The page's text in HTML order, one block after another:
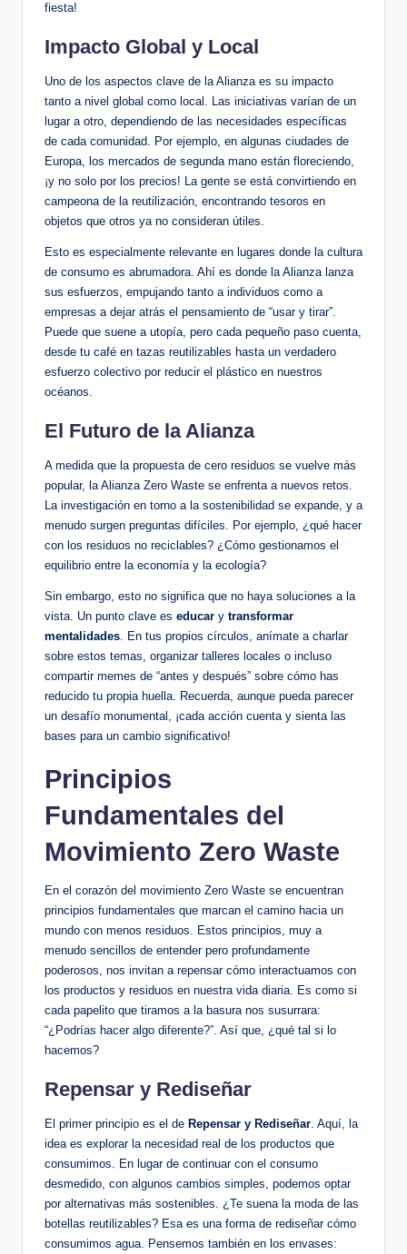
fiesta!
Impacto Global y Local
Uno de los aspectos clave de la Alianza es su impacto
tanto a nivel global como local. Las iniciativas varían de un
lugar a otro, dependiendo de las necesidades específicas
de cada comunidad. Por ejemplo, en algunas ciudades de
Europa, los mercados de segunda mano están floreciendo,
¡y no solo por los precios! La gente se está convirtiendo en
campeona de la reutilización, encontrando tesoros en
objetos que otros ya no consideran útiles.
Esto es especialmente relevante en lugares donde la cultura
de consumo es abrumadora. Ahí es donde la Alianza lanza
sus esfuerzos, empujando tanto a individuos como a
empresas a dejar atrás el pensamiento de “usar y tirar”.
Puede que suene a utopía, pero cada pequeño paso cuenta,
desde tu café en tazas reutilizables hasta un verdadero
esfuerzo colectivo por reducir el plástico en nuestros
océanos.
El Futuro de la Alianza
A medida que la propuesta de cero residuos se vuelve más
popular, la Alianza Zero Waste se enfrenta a nuevos retos.
La investigación en torno a la sostenibilidad se expande, y a
menudo surgen preguntas difíciles. Por ejemplo, ¿qué hacer
con los residuos no reciclables? ¿Cómo gestionamos el
equilibrio entre la economía y la ecología?
Sin embargo, esto no significa que no haya soluciones a la
vista. Un punto clave es educar y transformar
mentalidades . En tus propios círculos, anímate a charlar
sobre estos temas, organizar talleres locales o incluso
compartir memes de “antes y después” sobre cómo has
reducido tu propia huella. Recuerda, aunque pueda parecer
un desafío monumental, ¡cada acción cuenta y sienta las
bases para un cambio significativo!
Principios
Fundamentales del
Movimiento Zero Waste
En el corazón del movimiento Zero Waste se encuentran
principios fundamentales que marcan el camino hacia un
mundo con menos residuos. Estos principios, muy a
menudo sencillos de entender pero profundamente
poderosos, nos invitan a repensar cómo interactuamos con
los productos y residuos en nuestra vida diaria. Es como si
cada papelito que tiramos a la basura nos susurrara:
“¿Podrías hacer algo diferente?”. Así que, ¿qué tal si lo
hacemos?
Repensar y Rediseñar
El primer principio es el de Repensar y Rediseñar . Aquí, la
idea es explorar la necesidad real de los productos que
consumimos. En lugar de continuar con el consumo
desmedido, con algunos cambios simples, podemos optar
por alternativas más sostenibles. ¿Te suena la moda de las
botellas reutilizables? Esa es una forma de rediseñar cómo
consumimos agua. Pensemos también en los envases: